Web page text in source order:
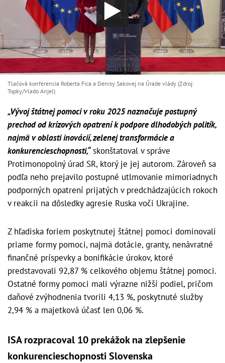
Tlačová konferencia Roberta Fica a Denisy Sakovej na Úrade vlády (Zdroj:
Topky/Vlado Anjel)
„Vývoj štátnej pomoci v roku 2025 naznačuje postupný
prechod od krízových opatrení k podpore dlhodobých politík,
najmä v oblasti inovácií, zelenej transformácie a
konkurencieschopnosti,“skonštatoval v správe
Protimonopolný úrad SR, ktorý je jej autorom. Zároveň sa
podľa neho prejavilo postupné utlmovanie mimoriadnych
podporných opatrení prijatých v predchádzajúcich rokoch
v reakcii na dôsledky agresie Ruska voči Ukrajine.
Z hľadiska foriem poskytnutej štátnej pomoci dominovali
priame formy pomoci, najmä dotácie, granty, nenávratné
finančné príspevky a bonifikácie úrokov, ktoré
predstavovali 92,87 % celkového objemu štátnej pomoci.
Ostatné formy pomoci mali výrazne nižší podiel, pričom
daňové zvýhodnenia tvorili 4,13 %, poskytnuté služby
2,94 % a majetková účasť len 0,06 %.
ISA rozpracoval 10 prekážok na zlepšenie
konkurencieschopnosti Slovenska